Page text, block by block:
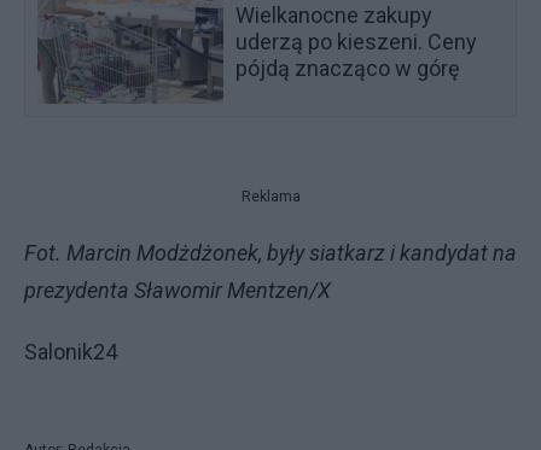
Wielkanocne zakupy
uderzą po kieszeni. Ceny
pójdą znacząco w górę
Reklama
Fot. Marcin Modżdżonek, były siatkarz i kandydat na
prezydenta Sławomir Mentzen/X
Salonik24